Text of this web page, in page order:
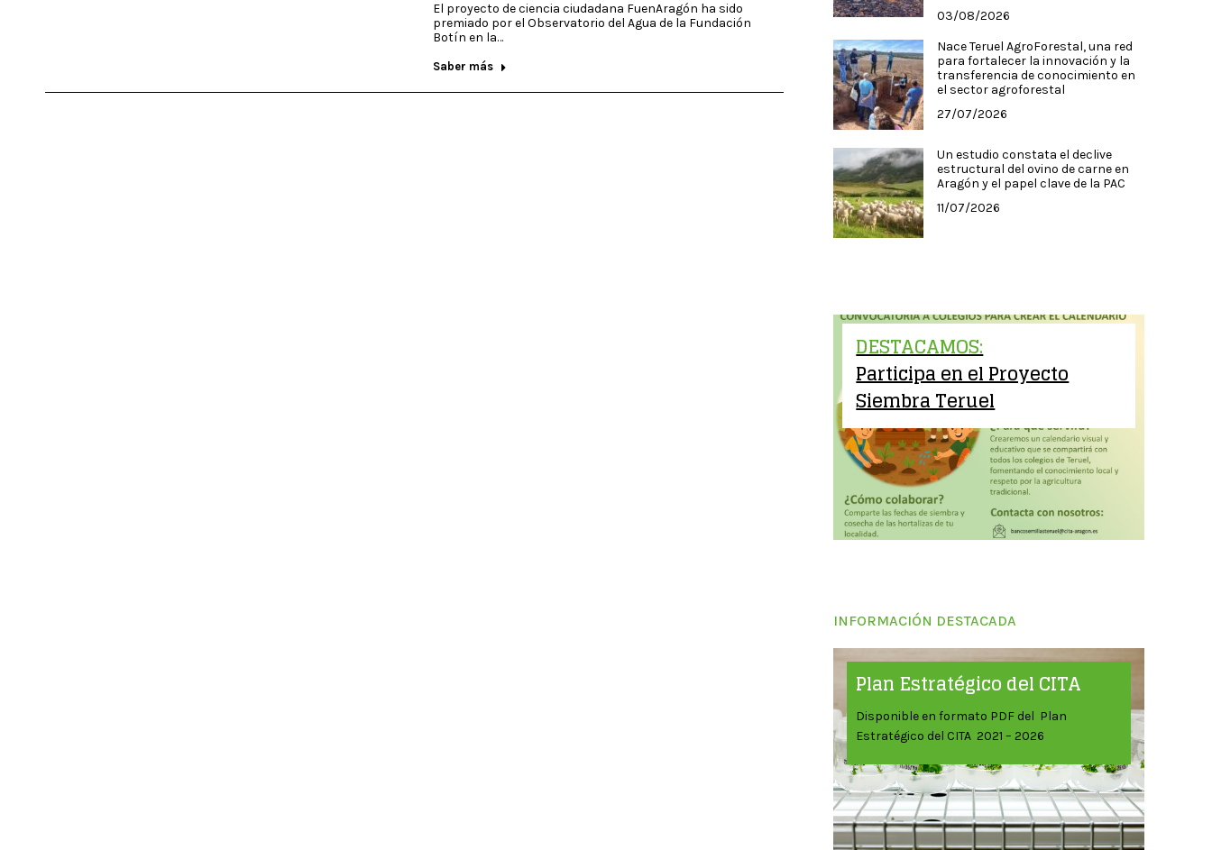
El proyecto de ciencia ciudadana FuenAragón ha sido
premiado por el Observatorio del Agua de la Fundación
Botín en la…
Saber más
03/08/2026
Nace Teruel AgroForestal, una red
para fortalecer la innovación y la
transferencia de conocimiento en
el sector agroforestal
27/07/2026
Un estudio constata el declive
estructural del ovino de carne en
Aragón y el papel clave de la PAC
11/07/2026
DESTACAMOS:
Participa en el Proyecto
Siembra Teruel
INFORMACIÓN DESTACADA
Plan Estratégico del CITA
Disponible en formato PDF del Plan
Estratégico del CITA 2021 – 2026